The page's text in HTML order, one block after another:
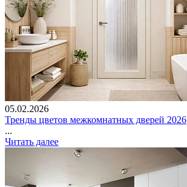
05.02.2026
Тренды цветов межкомнатных дверей 2026
...
Читать далее